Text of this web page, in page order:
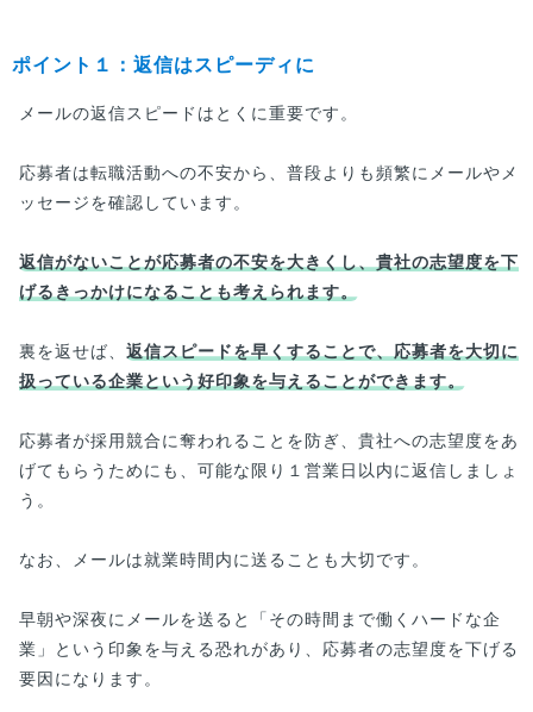
ポイント１：返信はスピーディに
メールの返信スピードはとくに重要です。
応募者は転職活動への不安から、普段よりも頻繁にメールやメ
ッセージを確認しています。
返信がないことが応募者の不安を大きくし、貴社の志望度を下
げるきっかけになることも考えられます。
裏を返せば、 返信スピードを早くすることで、応募者を大切に
扱っている企業という好印象を与えることができます。
応募者が採用競合に奪われることを防ぎ、貴社への志望度をあ
げてもらうためにも、可能な限り１営業日以内に返信しましょ
う。
なお、メールは就業時間内に送ることも大切です。
早朝や深夜にメールを送ると「その時間まで働くハードな企
業」という印象を与える恐れがあり、応募者の志望度を下げる
要因になります。